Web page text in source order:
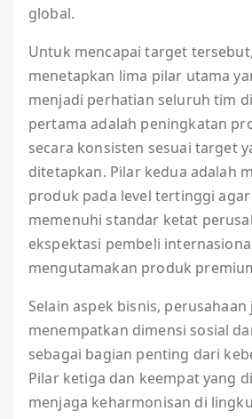
global.
Untuk mencapai target
menetapkan lima pilar utama
menjadi perhatian seluruh tim
pertama adalah peningkatan
secara konsisten sesuai target
ditetapkan. Pilar kedua adalah
produk pada level tertinggi
memenuhi standar ketat
ekspektasi pembeli
mengutamakan produk
Selain aspek bisnis, perusahaan
menempatkan dimensi sosial
sebagai bagian penting dari
Pilar ketiga dan keempat yang
menjaga keharmonisan di